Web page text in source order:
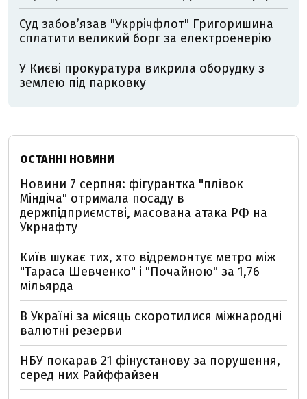
Суд забов’язав "Укррічфлот" Григоришина
сплатити великий борг за електроенерію
У Києві прокуратура викрила оборудку з
землею під парковку
ОСТАННІ НОВИНИ
Новини 7 серпня: фігурантка "плівок
Міндіча" отримала посаду в
держпідприємстві, масована атака РФ на
Укрнафту
Київ шукає тих, хто відремонтує метро між
"Тараса Шевченко" і "Почайною" за 1,76
мільярда
В Україні за місяць скоротилися міжнародні
валютні резерви
НБУ покарав 21 фінустанову за порушення,
серед них Райффайзен